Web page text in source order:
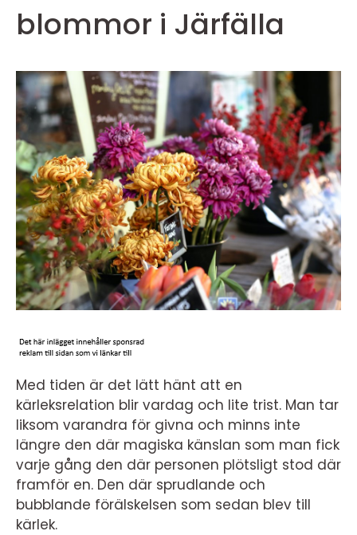
blommor i Järfälla
Med tiden är det lätt hänt att en
kärleksrelation blir vardag och lite trist. Man tar
liksom varandra för givna och minns inte
längre den där magiska känslan som man fick
varje gång den där personen plötsligt stod där
framför en. Den där sprudlande och
bubblande förälskelsen som sedan blev till
kärlek.